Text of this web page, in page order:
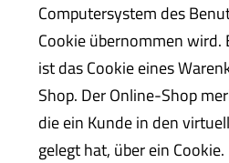
Computersystem des
Cookie übernommen wird.
ist das Cookie eines
Shop. Der Online-Shop
die ein Kunde in den
gelegt hat, über ein Cookie.